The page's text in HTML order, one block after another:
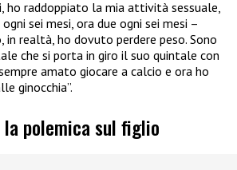
ho raddoppiato la mia attività sessuale,
sei mesi, ora due ogni sei mesi –
in realtà, ho dovuto perdere peso. Sono
che si porta in giro il suo quintale con
amato giocare a calcio e ora ho
ginocchia”.
polemica sul figlio